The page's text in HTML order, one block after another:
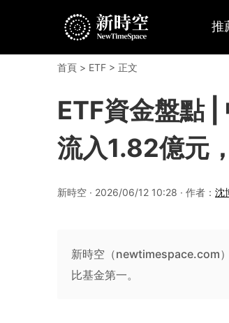
推
首頁 > ETF > 正文
ETF資金盤點
流入1.82億元
新時空 · 2026/06/12 10:28 · 作者： 沈
新時空（newtimespace.com
比基金第一。